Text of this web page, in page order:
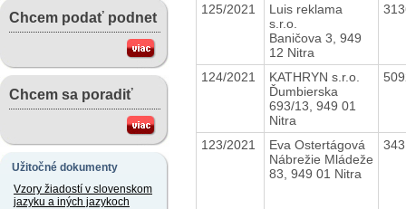
Chcem podať podnet
Chcem sa poradiť
Užitočné dokumenty
Vzory žiadostí v slovenskom
jazyku a iných jazykoch
125/2021
Luis reklama
s.r.o.
Baničova 3, 949
12 Nitra
124/2021
KATHRYN s.r.o.
Ďumbierska
693/13, 949 01
Nitra
123/2021
Eva Ostertágová
Nábrežie Mládeže
83, 949 01 Nitra